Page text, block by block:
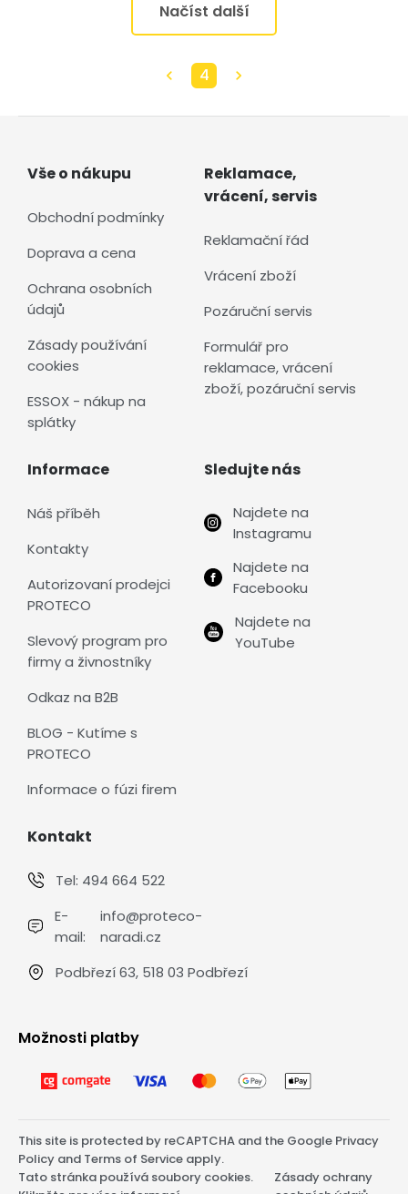
Načíst další
4
Vše o nákupu
Obchodní podmínky
Doprava a cena
Ochrana osobních
údajů
Zásady používání
cookies
ESSOX - nákup na
splátky
Reklamace,
vrácení, servis
Reklamační řád
Vrácení zboží
Pozáruční servis
Formulář pro
reklamace, vrácení
zboží, pozáruční servis
Informace
Náš příběh
Kontakty
Autorizovaní prodejci
PROTECO
Slevový program pro
firmy a živnostníky
Odkaz na B2B
BLOG - Kutíme s
PROTECO
Informace o fúzi firem
Sledujte nás
Najdete na
Instagramu
Najdete na
Facebooku
Najdete na
YouTube
Kontakt
Tel: 494 664 522
E-
mail:
info@proteco-
naradi.cz
Podbřezí 63, 518 03 Podbřezí
Možnosti platby
Tato stránka používá soubory cookies.
Zásady ochrany
This site is protected by reCAPTCHA and the Google Privacy
Policy and Terms of Service apply.